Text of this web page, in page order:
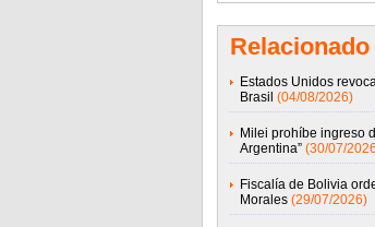
Relacionado
Estados Unidos
Brasil (04/08/2026)
Milei prohíbe ingreso
Argentina” (30/07/
Fiscalía de Bolivia
Morales (29/07/2026)